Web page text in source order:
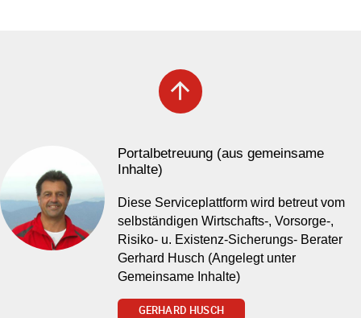
arrow_upward
Portalbetreuung (aus gemeinsame
Inhalte)
Diese Serviceplattform wird betreut vom
selbständigen Wirtschafts-, Vorsorge-,
Risiko- u. Existenz-Sicherungs- Berater
Gerhard Husch (Angelegt unter
Gemeinsame Inhalte)
GERHARD HUSCH